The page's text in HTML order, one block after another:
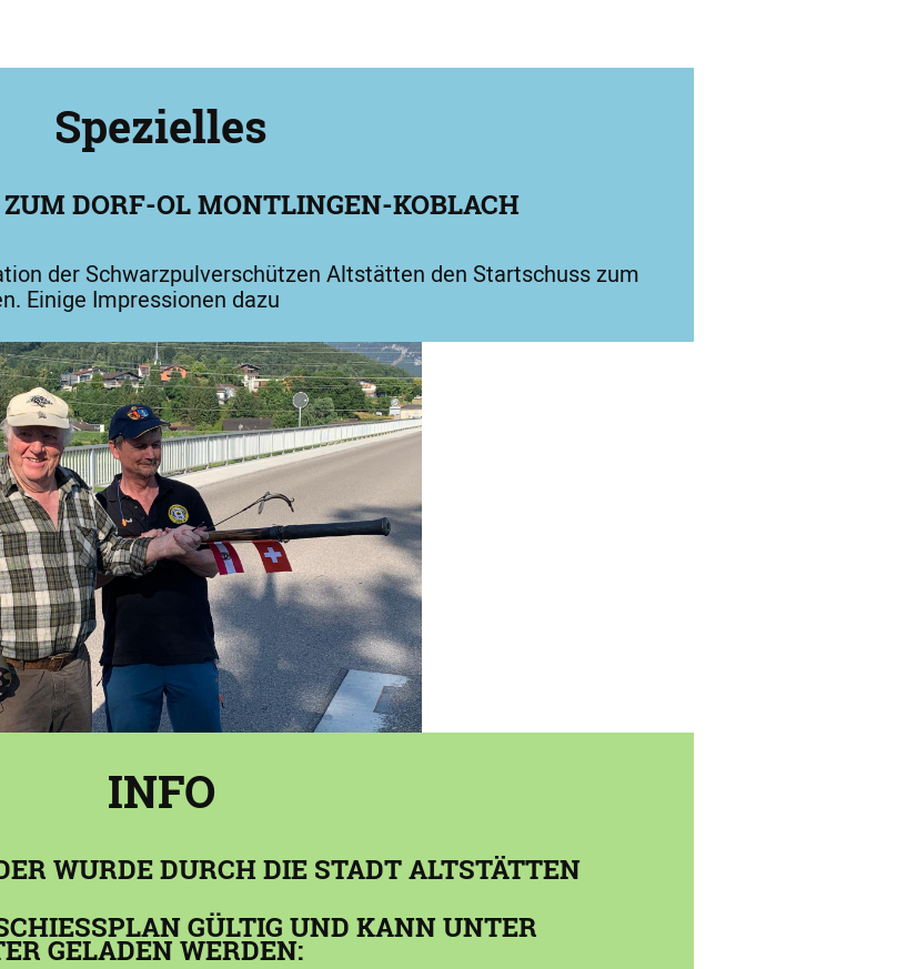
Spezielles
DORF-OL MONTLINGEN-KOBLACH
der Schwarzpulverschützen Altstätten den Startschuss zum
Einige Impressionen dazu
INFO
WURDE DURCH DIE STADT ALTSTÄTTEN
GÜLTIG UND KANN UNTER
GELADEN WERDEN: